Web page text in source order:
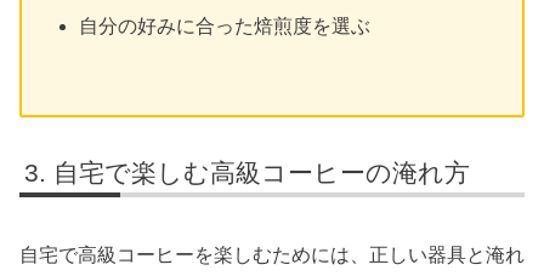
自分の好みに合った焙煎度を選ぶ
自宅で楽しむ高級コーヒーの淹れ方
自宅で高級コーヒーを楽しむためには、正しい器具と淹れ